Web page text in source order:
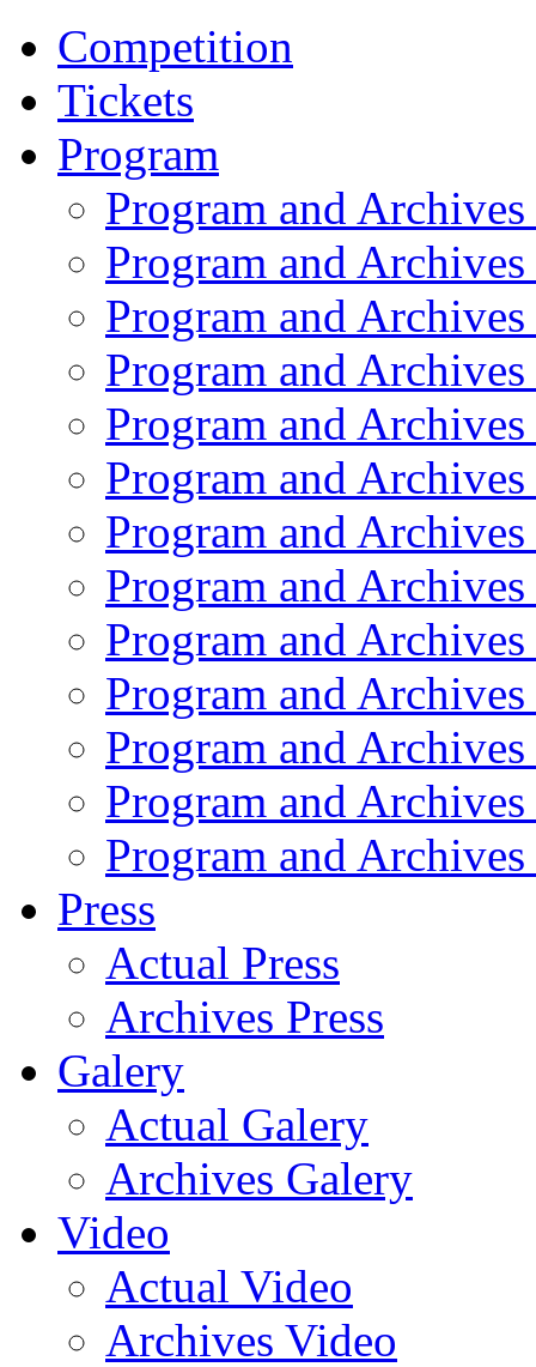
Competition
Tickets
Program
Program and
Program and
Program and
Program and
Program and
Program and
Program and
Program and
Program and
Program and
Program and
Program and
Program and
Press
Actual Press
Archives Press
Galery
Actual Galery
Archives Galery
Video
Actual Video
Archives Video